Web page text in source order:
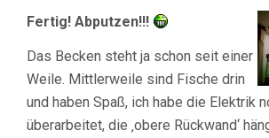
Fertig! Abputzen!!!
Das Becken steht ja schon seit einer
Weile. Mittlerweile sind Fische drin
und haben Spaß, ich habe die Elektrik
überarbeitet, die ‚obere Rückwand‘